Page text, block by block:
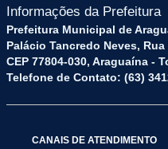
Informações da Prefeitura
Prefeitura Municipal de
Palácio Tancredo Neves,
CEP 77804-030, Araguaína -
Telefone de Contato: (63)
CANAIS DE ATENDIMENTO